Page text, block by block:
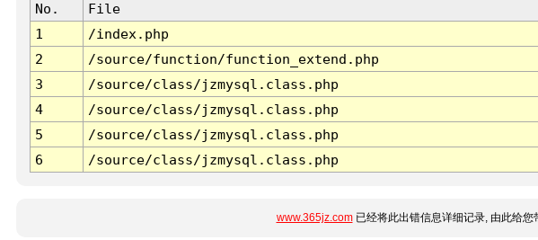
No. File
1
/index.php
2
/source/function/function_extend.php
3
/source/class/jzmysql.class.php
4
/source/class/jzmysql.class.php
5
/source/class/jzmysql.class.php
6
/source/class/jzmysql.class.php
www.365jz.com已经将此出错信息详细记录, 由此给您